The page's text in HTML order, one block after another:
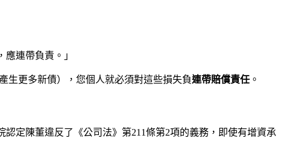
連帶負責。」
生更多新債），您個人就必須對這些損失負連帶賠償責任 。
定陳董違反了《公司法》第211條第2項的義務，即使有增資承